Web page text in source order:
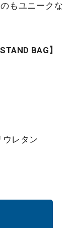
もユニークな
BAG】
レタン